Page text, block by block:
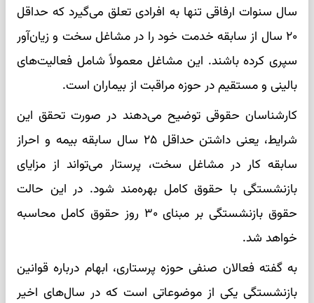
سال سنوات ارفاقی تنها به افرادی تعلق می‌گیرد که حداقل
۲۰ سال از سابقه خدمت خود را در مشاغل سخت و زیان‌آور
سپری کرده باشند. این مشاغل معمولاً شامل فعالیت‌های
بالینی و مستقیم در حوزه مراقبت از بیماران است.
کارشناسان حقوقی توضیح می‌دهند در صورت تحقق این
شرایط، یعنی داشتن حداقل ۲۵ سال سابقه بیمه و احراز
سابقه کار در مشاغل سخت، پرستار می‌تواند از مزایای
بازنشستگی با حقوق کامل بهره‌مند شود. در این حالت
حقوق بازنشستگی بر مبنای ۳۰ روز حقوق کامل محاسبه
خواهد شد.
به گفته فعالان صنفی حوزه پرستاری، ابهام درباره قوانین
بازنشستگی یکی از موضوعاتی است که در سال‌های اخیر